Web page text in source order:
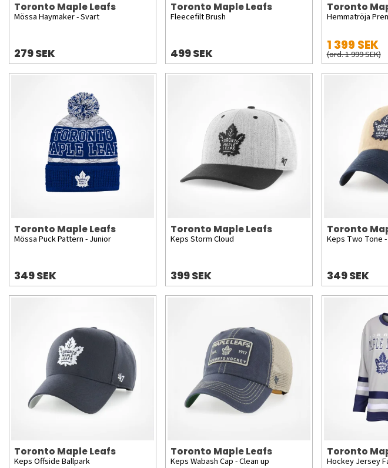
Toronto Maple Leafs
Mössa Haymaker - Svart
279 SEK
Toronto Maple Leafs
Fleecefilt Brush
499 SEK
Toronto
Hemmatröja
1 399 SEK
(ord. 1 999 SEK)
Toronto Maple Leafs
Mössa Puck Pattern - Junior
349 SEK
Toronto Maple Leafs
Keps Storm Cloud
399 SEK
Toronto
Keps Two Tone -
349 SEK
Toronto Maple Leafs
Keps Offside Ballpark
Toronto Maple Leafs
Keps Wabash Cap - Clean up
Toronto
Hockey Jersey